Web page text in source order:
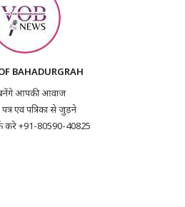
BAHADURGRAH
आपकी आवाज
एवं पत्रिका से जुड़ने
करे +91-80590-40825